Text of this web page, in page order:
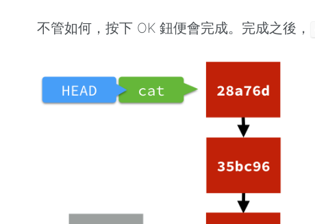
不管如何，按下 OK 鈕便會完成。完成之後，